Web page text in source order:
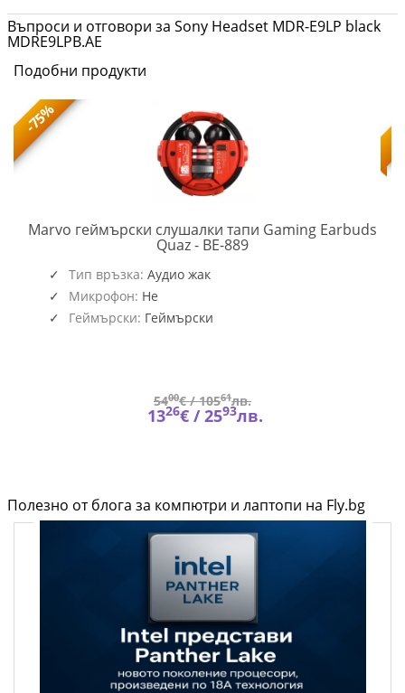
Въпроси и отговори за Sony Headset MDR-E9LP black
MDRE9LPB.AE
Подобни продукти
-75%
Marvo геймърски слушалки тапи Gaming Earbuds
Quaz - BE-889MARVO-
Тип връзка: Аудио жак
Микрофон: Не
Геймърски: Геймърски
5400€ /10561лв.
1326€ /2593лв.
Полезно от блога за компютри и лаптопи на Fly.bg